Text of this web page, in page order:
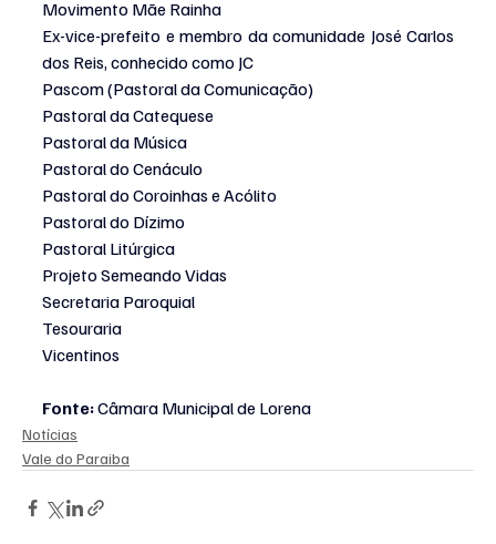
Movimento Mãe Rainha
Ex-vice-prefeito e membro da comunidade José Carlos
dos Reis, conhecido como JC
Pascom (Pastoral da Comunicação)
Pastoral da Catequese
Pastoral da Música
Pastoral do Cenáculo
Pastoral do Coroinhas e Acólito
Pastoral do Dízimo
Pastoral Litúrgica
Projeto Semeando Vidas
Secretaria Paroquial
Tesouraria
Vicentinos
Fonte: Câmara Municipal de Lorena
Notícias
Vale do Paraiba